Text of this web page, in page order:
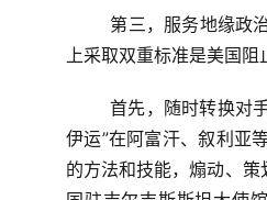
第三，服务地缘政
上采取双重标准是美国
首先，随时转换对
伊运”在阿富汗、叙利亚
的方法和技能，煽动、